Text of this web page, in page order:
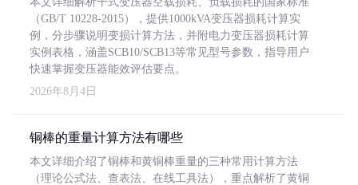
（GB/T 10228-2015），提供1000kVA变压器损耗计算实
例，分步骤说明变损计算方法，并附电力变压器损耗计算
实例表格，涵盖SCB10/SCB13等常见型号参数，指导用户
快速掌握变压器能效评估要点。
2026年8月4日
铜棒的重量计算方法有哪些
本文详细介绍了铜棒和黄铜棒重量的三种常用计算方法
（理论公式法、查表法、在线工具法），重点解析了黄铜